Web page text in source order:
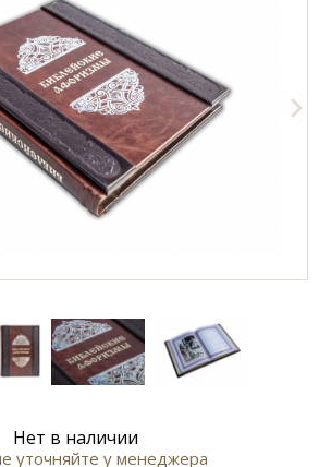
Нет в наличии
уточняйте у менеджера